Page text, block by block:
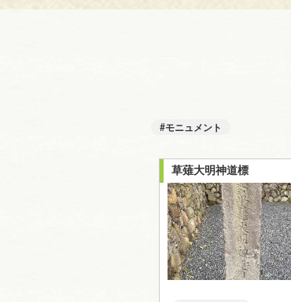
モニュメント
草薙大明神道標